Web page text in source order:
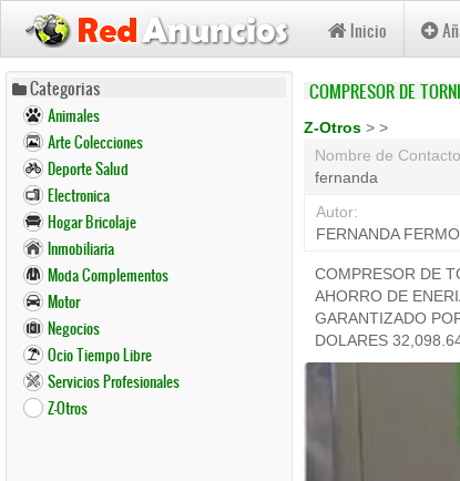
Pasar
contenido
principal
Inicio
Categorias
Animales
Arte Colecciones
Deporte Salud
Electronica
Hogar Bricolaje
Inmobiliaria
Moda Complementos
Motor
Negocios
Ocio Tiempo Libre
Servicios Profesionales
Z-Otros
COMPRESOR DE
Z-Otros > >
Nombre de
fernanda
Autor:
FERNANDA
COMPRESOR DE
AHORRO DE
GARANTIZADO
DOLARES